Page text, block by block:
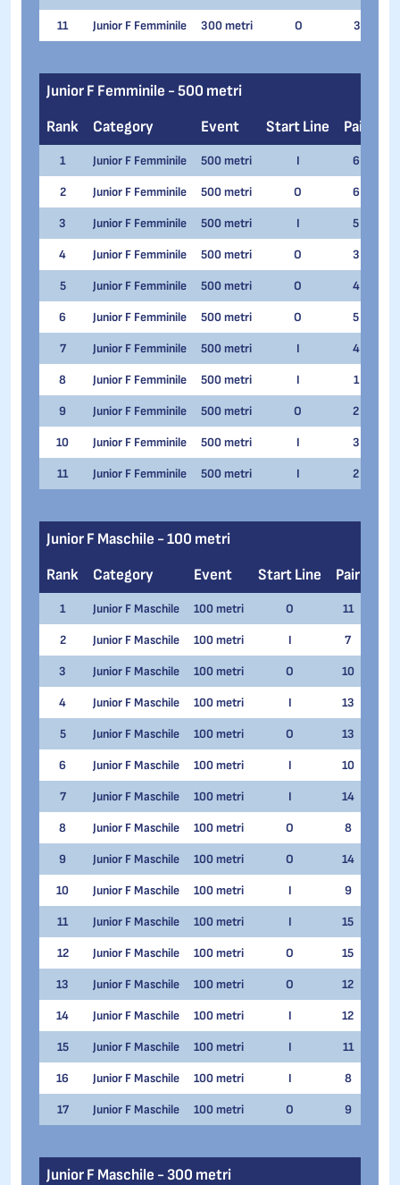
11 Junior F Femminile 300 metri O 3
Junior F Femminile - 500 metri
Rank
Category Event Start Line Pair
1 Junior F Femminile 500 metri I 6
2 Junior F Femminile 500 metri O 6
3 Junior F Femminile 500 metri I 5
4 Junior F Femminile 500 metri O 3
5 Junior F Femminile 500 metri O 4
6 Junior F Femminile 500 metri O 5
7 Junior F Femminile 500 metri I 4
8 Junior F Femminile 500 metri I 1
9 Junior F Femminile 500 metri O 2
10 Junior F Femminile 500 metri I 3
11 Junior F Femminile 500 metri I 2
Junior F Maschile - 100 metri
Rank
Category Event Start Line Pair
1 Junior F Maschile 100 metri O 11
2 Junior F Maschile 100 metri I 7
3 Junior F Maschile 100 metri O 10
4 Junior F Maschile 100 metri I 13
5 Junior F Maschile 100 metri O 13
6 Junior F Maschile 100 metri I 10
7 Junior F Maschile 100 metri I 14
8 Junior F Maschile 100 metri O 8
9 Junior F Maschile 100 metri O 14
10 Junior F Maschile 100 metri I 9
11 Junior F Maschile 100 metri I 15
12 Junior F Maschile 100 metri O 15
13 Junior F Maschile 100 metri O 12
14 Junior F Maschile 100 metri I 12
15 Junior F Maschile 100 metri I 11
16 Junior F Maschile 100 metri I 8
17 Junior F Maschile 100 metri O 9
Junior F Maschile - 300 metri